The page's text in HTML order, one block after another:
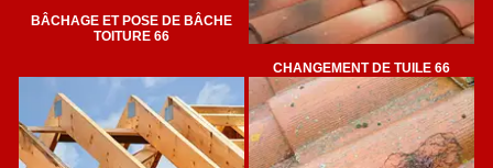
BÂCHAGE ET POSE DE BÂCHE
TOITURE 66
CHANGEMENT DE TUILE 66